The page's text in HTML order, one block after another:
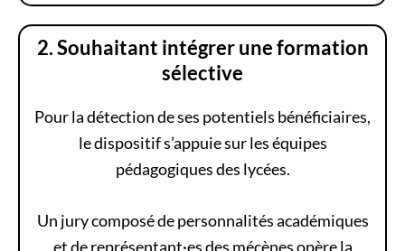
2. Souhaitant intégrer uneformation
sélective
Pour la détection de ses potentiels bénéficiaires,
le dispositif s’appuie sur les équipes
pédagogiques des lycées.
Un jury composé de personnalités académiques
et de représentant·es des mécènes opère la